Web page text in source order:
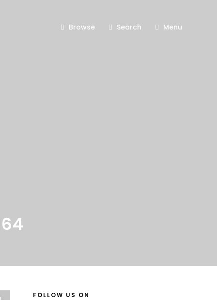
Browse Search Menu
FOLLOW US ON